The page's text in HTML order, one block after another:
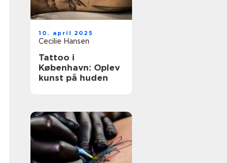
10. april 2025
Cecilie Hansen
Tattoo i
København: Oplev
kunst på huden